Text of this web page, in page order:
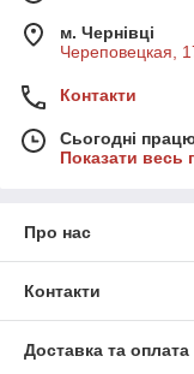
м. Чернівці
Череповецкая,
Контакти
Сьогодні
Показати весь
Про нас
Контакти
Доставка та оплата